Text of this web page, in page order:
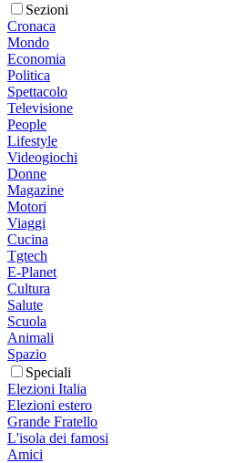
Sezioni
Cronaca
Mondo
Economia
Politica
Spettacolo
Televisione
People
Lifestyle
Videogiochi
Donne
Magazine
Motori
Viaggi
Cucina
Tgtech
E-Planet
Cultura
Salute
Scuola
Animali
Spazio
Speciali
Elezioni Italia
Elezioni estero
Grande Fratello
L'isola dei famosi
Amici